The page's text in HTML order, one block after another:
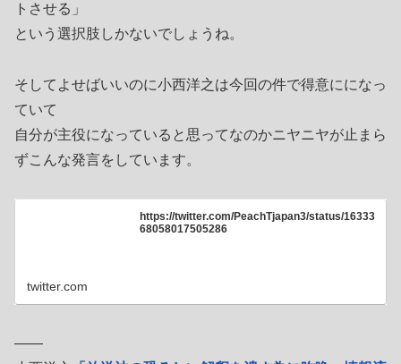
トさせる」
という選択肢しかないでしょうね。
そしてよせばいいのに小西洋之は今回の件で得意にになっ
ていて
自分が主役になっていると思ってなのかニヤニヤが止まら
ずこんな発言をしています。
https://twitter.com/PeachTjapan3/status/16333
68058017505286
twitter.com
――